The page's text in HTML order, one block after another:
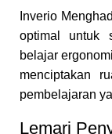
Inverio
optimal untuk
belajar
menciptakan
pembelajaran
Lemari